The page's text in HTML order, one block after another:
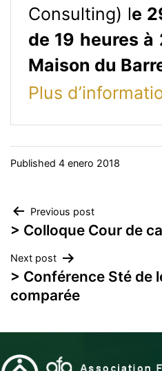
Consulting) le
de 19 heures à
Maison du
Plus
Published 4 enero 2018
Navegación
de
entradas
Previous post
> Colloque Cour de
Next post
> Conférence Sté de
comparée